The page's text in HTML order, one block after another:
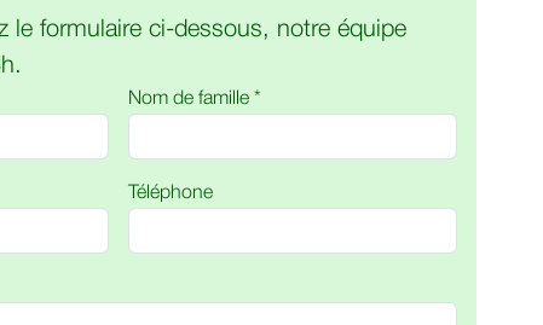
le formulaire ci-dessous, notre équipe
Nom de famille *
Téléphone